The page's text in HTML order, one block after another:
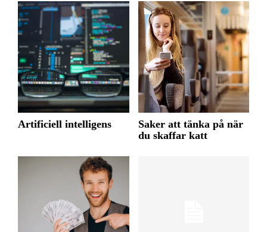
Artificiell intelligens
Saker att tänka på när
du skaffar katt